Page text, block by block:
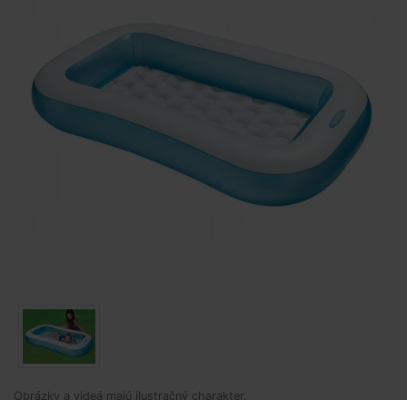
Obrázky a videá majú ilustračný charakter.